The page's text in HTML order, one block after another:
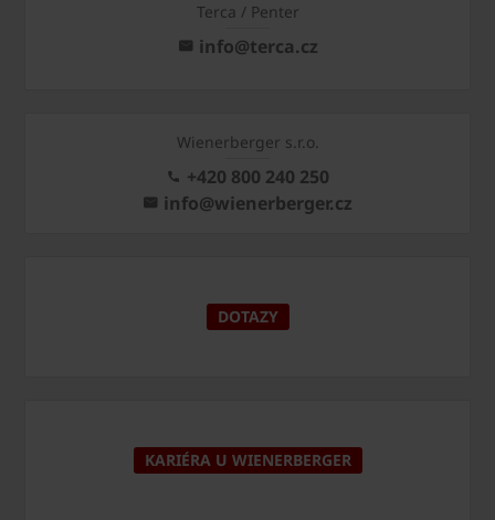
Terca / Penter
info@terca.cz
Wienerberger s.r.o.
+420 800 240 250
info@wienerberger.cz
DOTAZY
KARIÉRA U WIENERBERGER